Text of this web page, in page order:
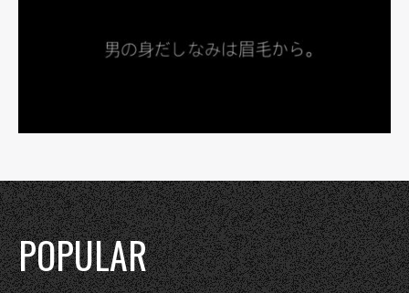
POPULAR